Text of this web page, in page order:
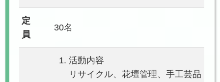
定
員
30名
活動内容
リサイクル、花壇管理、手工芸品